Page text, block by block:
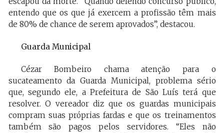
entendo que os que já exercem a profissão têm mais
de 80% de chance de serem aprovados”, destacou.
Guarda Municipal
Cézar Bombeiro chama atenção para o
sucateamento da Guarda Municipal, problema sério
que, segundo ele, a Prefeitura de São Luís terá que
resolver. O vereador diz que os guardas municipais
compram suas próprias fardas e que os treinamentos
também são pagos pelos servidores. “Eles não